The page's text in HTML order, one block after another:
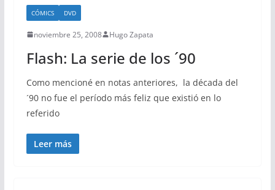
CÓMICS DVD
noviembre 25, 2008 Hugo Zapata
Flash: La serie de los ´90
Como mencioné en notas anteriores, la década del
´90 no fue el período más feliz que existió en lo
referido
Leer más